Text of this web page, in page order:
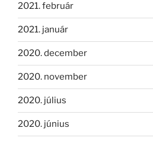
2021. február
2021. január
2020. december
2020. november
2020. július
2020. június